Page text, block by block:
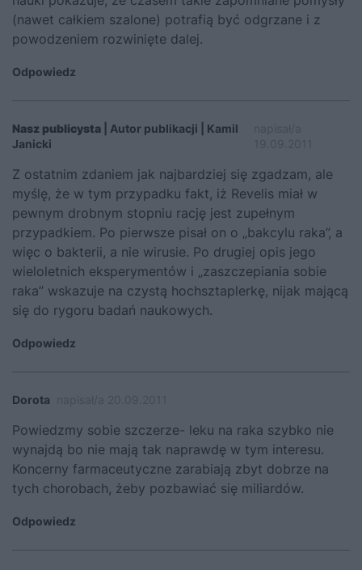
(nawet całkiem szalone) potrafią być odgrzane i z
powodzeniem rozwinięte dalej.
Odpowiedz
Nasz publicysta | Autor publikacji | Kamil
Janicki
Z ostatnim zdaniem jak najbardziej się zgadzam, ale
myślę, że w tym przypadku fakt, iż Revelis miał w
pewnym drobnym stopniu rację jest zupełnym
przypadkiem. Po pierwsze pisał on o „bakcylu raka”, a
więc o bakterii, a nie wirusie. Po drugiej opis jego
wieloletnich eksperymentów i „zaszczepiania sobie
raka” wskazuje na czystą hochsztaplerkę, nijak mającą
się do rygoru badań naukowych.
Odpowiedz
Dorota
Powiedzmy sobie szczerze- leku na raka szybko nie
wynajdą bo nie mają tak naprawdę w tym interesu.
Koncerny farmaceutyczne zarabiają zbyt dobrze na
tych chorobach, żeby pozbawiać się miliardów.
Odpowiedz